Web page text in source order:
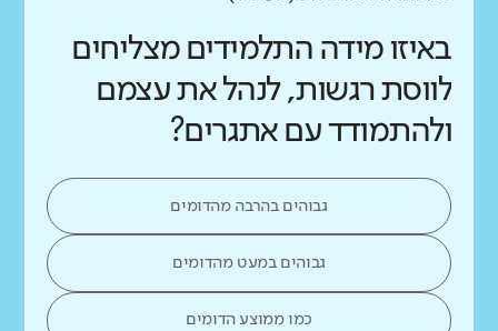
באיזו מידה התלמידים מצליחים
לווסת רגשות, לנהל את עצמם
ולהתמודד עם אתגרים?
גבוהים בהרבה מהדומים
גבוהים במעט מהדומים
כמו ממוצע הדומים